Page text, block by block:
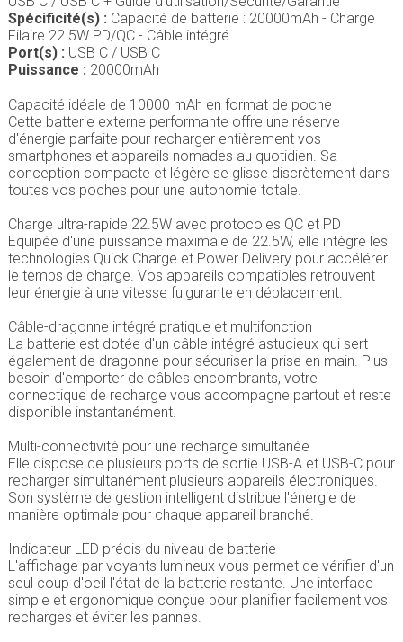
Spécificité(s) : Capacité de batterie : 20000mAh - Charge
Filaire 22.5W PD/QC - Câble intégré
Port(s) : USB C / USB C
Puissance : 20000mAh
Capacité idéale de 10000 mAh en format de poche
Cette batterie externe performante offre une réserve
d'énergie parfaite pour recharger entièrement vos
smartphones et appareils nomades au quotidien. Sa
conception compacte et légère se glisse discrètement dans
toutes vos poches pour une autonomie totale.
Charge ultra-rapide 22.5W avec protocoles QC et PD
Equipée d'une puissance maximale de 22.5W, elle intègre les
technologies Quick Charge et Power Delivery pour accélérer
le temps de charge. Vos appareils compatibles retrouvent
leur énergie à une vitesse fulgurante en déplacement.
Câble-dragonne intégré pratique et multifonction
La batterie est dotée d'un câble intégré astucieux qui sert
également de dragonne pour sécuriser la prise en main. Plus
besoin d'emporter de câbles encombrants, votre
connectique de recharge vous accompagne partout et reste
disponible instantanément.
Multi-connectivité pour une recharge simultanée
Elle dispose de plusieurs ports de sortie USB-A et USB-C pour
recharger simultanément plusieurs appareils électroniques.
Son système de gestion intelligent distribue l'énergie de
manière optimale pour chaque appareil branché.
Indicateur LED précis du niveau de batterie
L'affichage par voyants lumineux vous permet de vérifier d'un
seul coup d'oeil l'état de la batterie restante. Une interface
simple et ergonomique conçue pour planifier facilement vos
recharges et éviter les pannes.